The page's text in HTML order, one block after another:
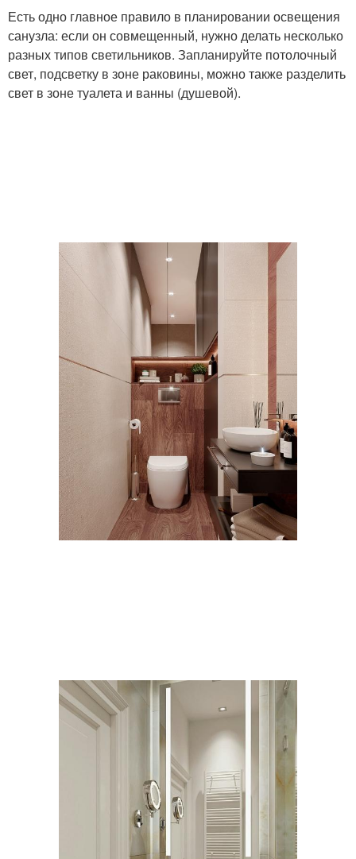
Есть одно главное правило в планировании освещения
санузла: если он совмещенный, нужно делать несколько
разных типов светильников. Запланируйте потолочный
свет, подсветку в зоне раковины, можно также разделить
свет в зоне туалета и ванны (душевой).